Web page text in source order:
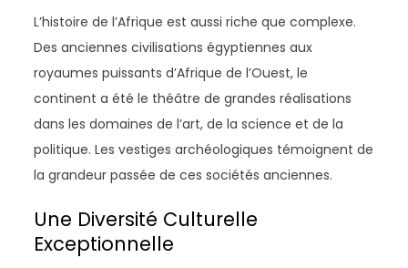
L’histoire de l’Afrique est aussi riche que complexe.
Des anciennes civilisations égyptiennes aux
royaumes puissants d’Afrique de l’Ouest, le
continent a été le théâtre de grandes réalisations
dans les domaines de l’art, de la science et de la
politique. Les vestiges archéologiques témoignent de
la grandeur passée de ces sociétés anciennes.
Une Diversité Culturelle
Exceptionnelle